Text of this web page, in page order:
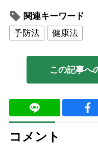
関連キーワード
予防法
健康法
この記事へ
コメント